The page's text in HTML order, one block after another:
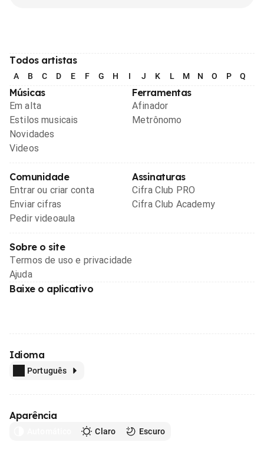
Todos artistas
A B C D E F G H I J K L M N O P Q
Músicas
Em alta
Estilos musicais
Novidades
Videos
Ferramentas
Afinador
Metrônomo
Comunidade
Entrar ou criar conta
Enviar cifras
Pedir videoaula
Assinaturas
Cifra Club PRO
Cifra Club Academy
Sobre o site
Termos de uso e privacidade
Ajuda
Baixe o aplicativo
Idioma
Português
Aparência
Claro Escuro